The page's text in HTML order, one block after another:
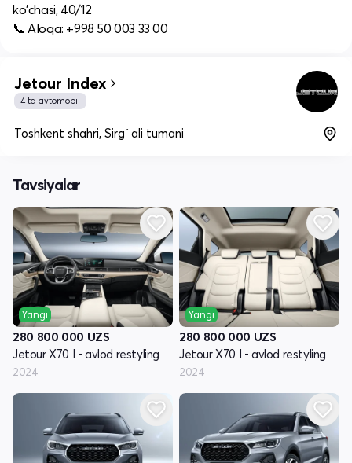
ko'chasi, 40/12
📞 Aloqa: +998 50 003 33 00
Jetour Index
4 ta avtomobil
Toshkent shahri, Sirg`ali tumani
Tavsiyalar
Yangi
280 800 000 UZS
Jetour X70 I - avlod restyling
2024
Yangi
280 800 000 UZS
Jetour X70 I - avlod restyling
2024